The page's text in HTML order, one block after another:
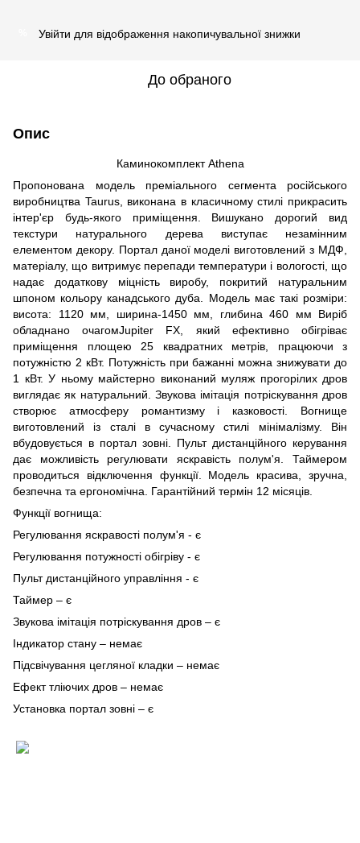
Увійти для відображення накопичувальної знижки
До обраного
Опис
Каминокомплект Athena
Пропонована модель преміального сегмента російського
виробництва Taurus, виконана в класичному стилі прикрасить
інтер'єр будь-якого приміщення. Вишукано дорогий вид
текстури натурального дерева виступає незамінним
елементом декору. Портал даної моделі виготовлений з МДФ,
матеріалу, що витримує перепади температури і вологості, що
надає додаткову міцність виробу, покритий натуральним
шпоном кольору канадського дуба. Модель має такі розміри:
висота: 1120 мм, ширина-1450 мм, глибина 460 мм Виріб
обладнано очагомJupiter FX, який ефективно обігріває
приміщення площею 25 квадратних метрів, працюючи з
потужністю 2 кВт. Потужність при бажанні можна знижувати до
1 кВт. У ньому майстерно виконаний муляж прогорілих дров
виглядає як натуральний. Звукова імітація потріскування дров
створює атмосферу романтизму і казковості. Вогнище
виготовлений із сталі в сучасному стилі мінімалізму. Він
вбудовується в портал зовні. Пульт дистанційного керування
дає можливість регулювати яскравість полум'я. Таймером
проводиться відключення функції. Модель красива, зручна,
безпечна та ергономічна. Гарантійний термін 12 місяців.
Функції вогнища:
Регулювання яскравості полум'я - є
Регулювання потужності обігріву - є
Пульт дистанційного управління - є
Таймер – є
Звукова імітація потріскування дров – є
Індикатор стану – немає
Підсвічування цегляної кладки – немає
Ефект тліючих дров – немає
Установка портал зовні – є